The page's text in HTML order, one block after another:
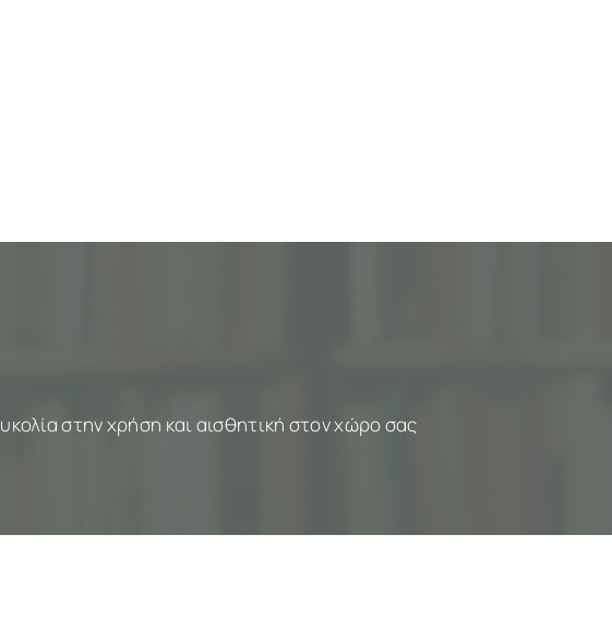
στην χρήση και αισθητική στον χώρο σας